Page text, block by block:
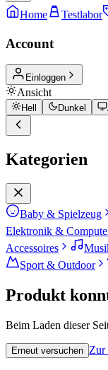
Home Testlabor
Account
Einloggen
Ansicht
Hell Dunkel
Kategorien
Baby & Spielzeug
Elektronik &
Accessoires
Sport & Outdoor
Produkt
Beim Laden dieser
Erneut versuchen Zur